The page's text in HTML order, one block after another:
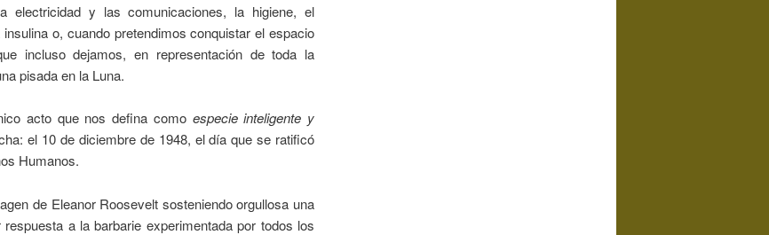
electricidad y las comunicaciones, la higiene, el
o, cuando pretendimos conquistar el espacio
incluso dejamos, en representación de toda la
pisada en la Luna.
acto que nos defina como especie inteligente y
el 10 de diciembre de 1948, el día que se ratificó
Humanos.
de Eleanor Roosevelt sosteniendo orgullosa una
a la barbarie experimentada por todos los